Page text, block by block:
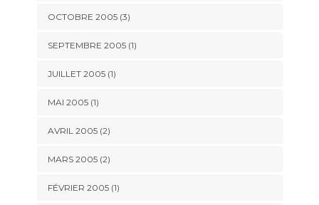
OCTOBRE 2005 (3)
SEPTEMBRE 2005 (1)
JUILLET 2005 (1)
MAI 2005 (1)
AVRIL 2005 (2)
MARS 2005 (2)
FÉVRIER 2005 (1)